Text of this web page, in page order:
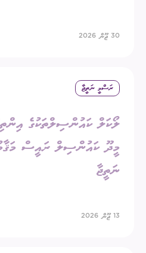
30 ޖޫން 2026
ރަސްމީ ނަތީޖާ
މީދޫ ކައުންސިލް ރައީސް
ނަތީޖާ
13 ޖޫން 2026